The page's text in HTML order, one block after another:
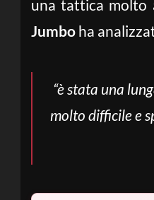
una tattica molto
Jumbo ha
“è stata una
molto difficile e